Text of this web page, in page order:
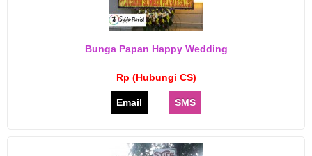
Bunga Papan Happy Wedding
Rp (Hubungi CS)
Email SMS